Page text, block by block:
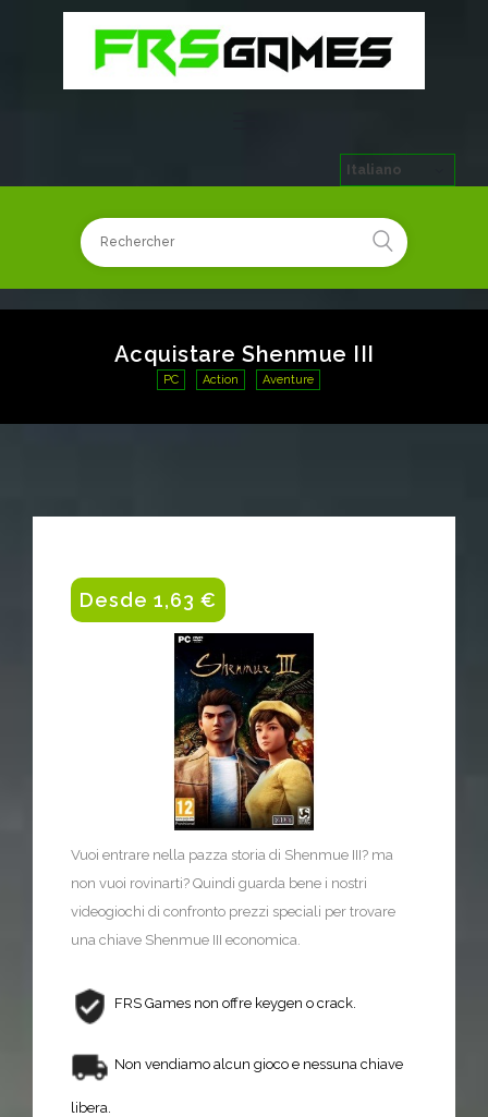
Italiano
Acquistare Shenmue III
PC Action Aventure
Desde 1,63 €
Vuoi entrare nella pazza storia di Shenmue III? ma
non vuoi rovinarti? Quindi guarda bene i nostri
videogiochi di confronto prezzi speciali per trovare
una chiave Shenmue III economica.
FRS Games non offre keygen o crack.
Non vendiamo alcun gioco e nessuna chiave
libera.